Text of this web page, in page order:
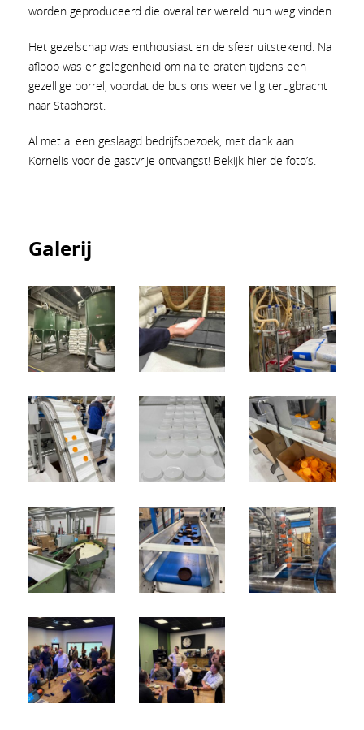
worden geproduceerd die overal ter wereld hun weg vinden.
Het gezelschap was enthousiast en de sfeer uitstekend. Na
afloop was er gelegenheid om na te praten tijdens een
gezellige borrel, voordat de bus ons weer veilig terugbracht
naar Staphorst.
Al met al een geslaagd bedrijfsbezoek, met dank aan
Kornelis voor de gastvrije ontvangst! Bekijk hier de foto’s.
Galerij